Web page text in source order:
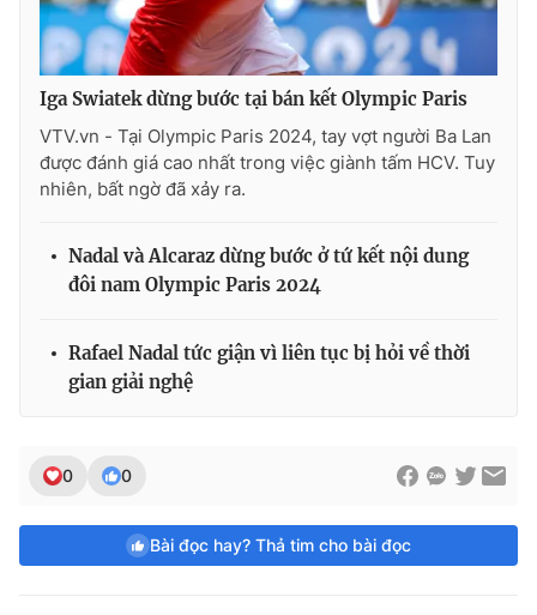
Iga Swiatek dừng bước tại bán kết Olympic Paris
VTV.vn - Tại Olympic Paris 2024, tay vợt người Ba Lan
được đánh giá cao nhất trong việc giành tấm HCV. Tuy
nhiên, bất ngờ đã xảy ra.
Nadal và Alcaraz dừng bước ở tứ kết nội dung
đôi nam Olympic Paris 2024
Rafael Nadal tức giận vì liên tục bị hỏi về thời
gian giải nghệ
0 0
Bài đọc hay? Thả tim cho bài đọc